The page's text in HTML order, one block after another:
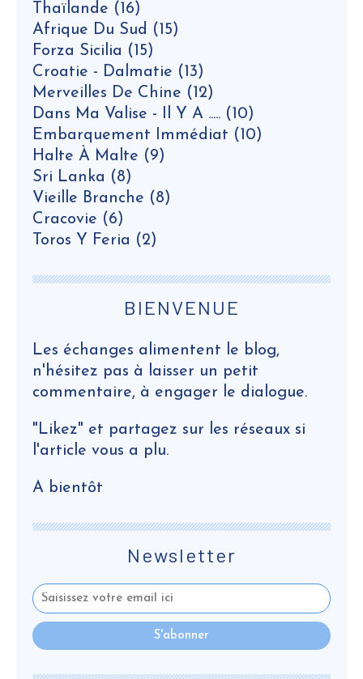
Newsletter
Thaïlande (16)
Afrique Du Sud (15)
Forza Sicilia (15)
Croatie - Dalmatie (13)
Merveilles De Chine (12)
Dans Ma Valise - Il Y A ..... (10)
Embarquement Immédiat (10)
Halte À Malte (9)
Sri Lanka (8)
Vieille Branche (8)
Cracovie (6)
Toros Y Feria (2)
BIENVENUE
Les échanges alimentent le blog,
n'hésitez pas à laisser un petit
commentaire, à engager le dialogue.
"Likez" et partagez sur les réseaux si
l'article vous a plu.
A bientôt